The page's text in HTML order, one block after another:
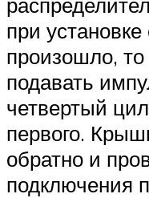
при
произошло, то
подавать
четвертый
первого.
обратно и
подключения